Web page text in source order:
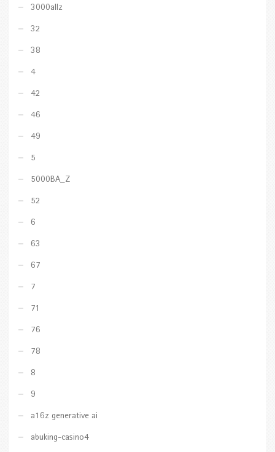
3000allz
32
38
4
42
46
49
5
5000BA_Z
52
6
63
67
7
71
76
78
8
9
a16z generative ai
abuking-casino4